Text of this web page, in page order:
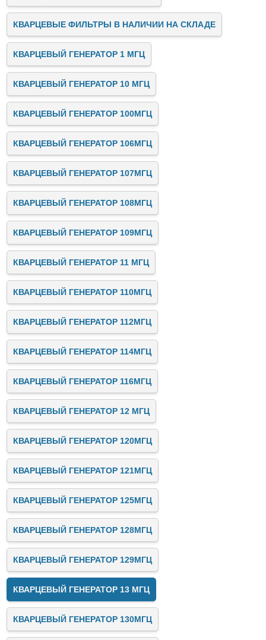
КВАРЦЕВЫЕ ФИЛЬТРЫ В НАЛИЧИИ НА СКЛАДЕ
КВАРЦЕВЫЙ ГЕНЕРАТОР 1 МГЦ
КВАРЦЕВЫЙ ГЕНЕРАТОР 10 МГЦ
КВАРЦЕВЫЙ ГЕНЕРАТОР 100МГЦ
КВАРЦЕВЫЙ ГЕНЕРАТОР 106МГЦ
КВАРЦЕВЫЙ ГЕНЕРАТОР 107МГЦ
КВАРЦЕВЫЙ ГЕНЕРАТОР 108МГЦ
КВАРЦЕВЫЙ ГЕНЕРАТОР 109МГЦ
КВАРЦЕВЫЙ ГЕНЕРАТОР 11 МГЦ
КВАРЦЕВЫЙ ГЕНЕРАТОР 110МГЦ
КВАРЦЕВЫЙ ГЕНЕРАТОР 112МГЦ
КВАРЦЕВЫЙ ГЕНЕРАТОР 114МГЦ
КВАРЦЕВЫЙ ГЕНЕРАТОР 116МГЦ
КВАРЦЕВЫЙ ГЕНЕРАТОР 12 МГЦ
КВАРЦЕВЫЙ ГЕНЕРАТОР 120МГЦ
КВАРЦЕВЫЙ ГЕНЕРАТОР 121МГЦ
КВАРЦЕВЫЙ ГЕНЕРАТОР 125МГЦ
КВАРЦЕВЫЙ ГЕНЕРАТОР 128МГЦ
КВАРЦЕВЫЙ ГЕНЕРАТОР 129МГЦ
КВАРЦЕВЫЙ ГЕНЕРАТОР 13 МГЦ
КВАРЦЕВЫЙ ГЕНЕРАТОР 130МГЦ